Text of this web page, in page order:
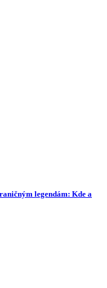
legendám: Kde a